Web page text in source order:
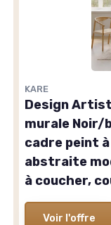
KARE
Design
murale Noir/
cadre peint
abstraite
à coucher,
Voir l'offre